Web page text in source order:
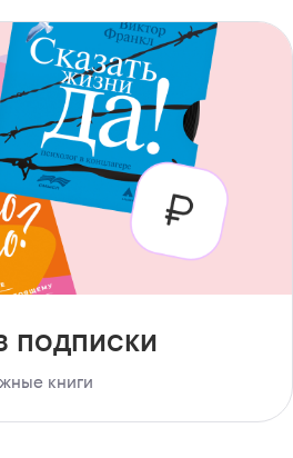
подписки
книги